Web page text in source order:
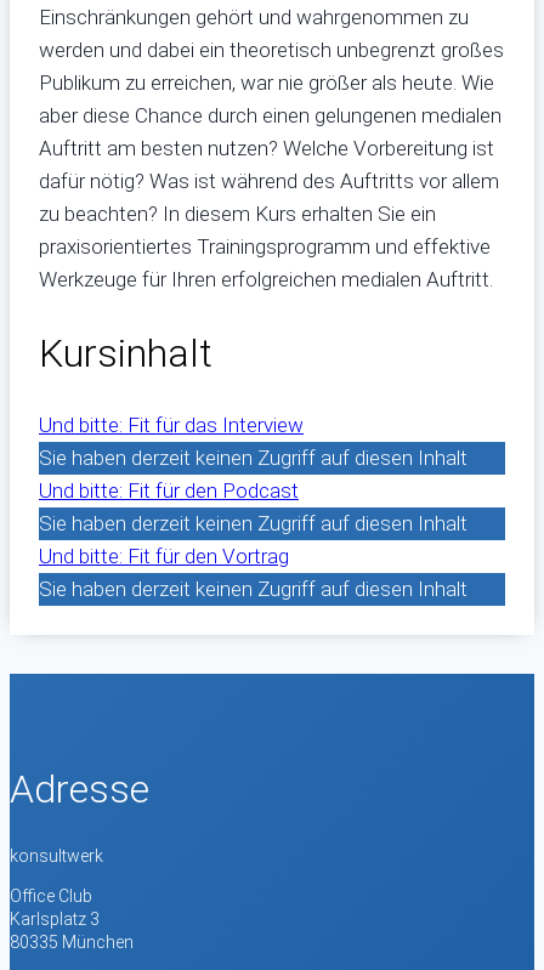
Einschränkungen gehört und wahrgenommen zu
werden und dabei ein theoretisch unbegrenzt großes
Publikum zu erreichen, war nie größer als heute. Wie
aber diese Chance durch einen gelungenen medialen
Auftritt am besten nutzen? Welche Vorbereitung ist
dafür nötig? Was ist während des Auftritts vor allem
zu beachten? In diesem Kurs erhalten Sie ein
praxisorientiertes Trainingsprogramm und effektive
Werkzeuge für Ihren erfolgreichen medialen Auftritt.
Kursinhalt
Und bitte: Fit für das Interview
Sie haben derzeit keinen Zugriff auf diesen Inhalt
Und bitte: Fit für den Podcast
Sie haben derzeit keinen Zugriff auf diesen Inhalt
Und bitte: Fit für den Vortrag
Sie haben derzeit keinen Zugriff auf diesen Inhalt
Adresse
konsultwerk
Office Club
Karlsplatz 3
80335 München